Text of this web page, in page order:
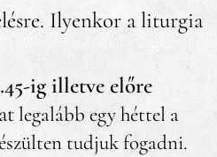
Ilyenkor a liturgia
ig illetve előre
legalább egy héttel a
tudjuk fogadni.